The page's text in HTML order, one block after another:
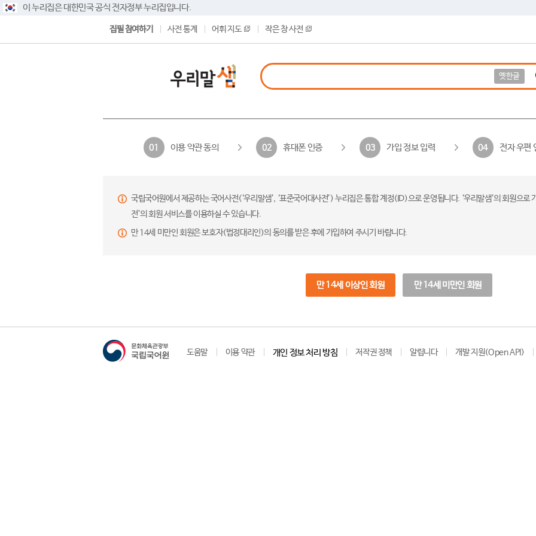
이 누리집은 대한민국 공식 전자정부 누리집입니다.
집필 참여하기 사전 통계 어휘 지도 작은 창 사전
옛한글
01 이용 약관 동의 02 휴대폰 인증 03 가입 정보 입력 04 전자 우편
국립국어원에서 제공하는 국어사전(‘우리말샘’, ‘표준국어대사전’) 누리집은 통합 계정(ID)으로 운영됩니다. ‘우리말샘’의 회원으
전’의 회원 서비스를 이용하실 수 있습니다.
만 14세 미만인 회원은 보호자(법정대리인)의 동의를 받은 후에 가입하여 주시기 바랍니다.
만 14세 이상인 회원 만 14세 미만인 회원
도움말 이용 약관 개인 정보 처리 방침 저작권 정책 알립니다 개발 지원(Open API)